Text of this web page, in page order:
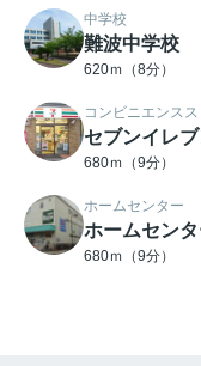
中学校
難波中学校
620ｍ（8分）
コンビニエンスス
セブンイレ
680ｍ（9分）
ホームセンター
ホームセン
680ｍ（9分）